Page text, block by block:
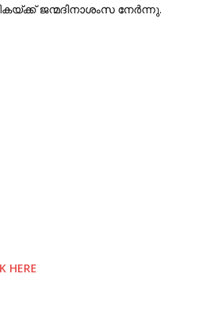
ജന്മദിനാശംസ നേർന്നു.